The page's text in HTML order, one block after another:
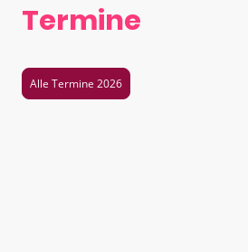
Termine
Alle Termine 2026